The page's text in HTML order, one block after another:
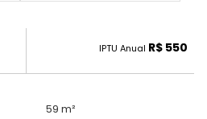
IPTU Anual R$ 550
59 m²